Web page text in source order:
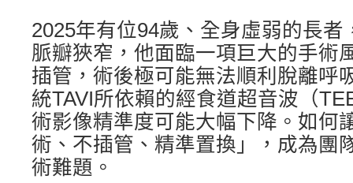
2025年有位94歲、全身虛弱的長者
脈瓣狹窄，他面臨一項巨大的手術
插管，術後極可能無法順利脫離呼
統TAVI所依賴的經食道超音波（
術影像精準度可能大幅下降。如何
術、不插管、精準置換」，成為團
術難題。